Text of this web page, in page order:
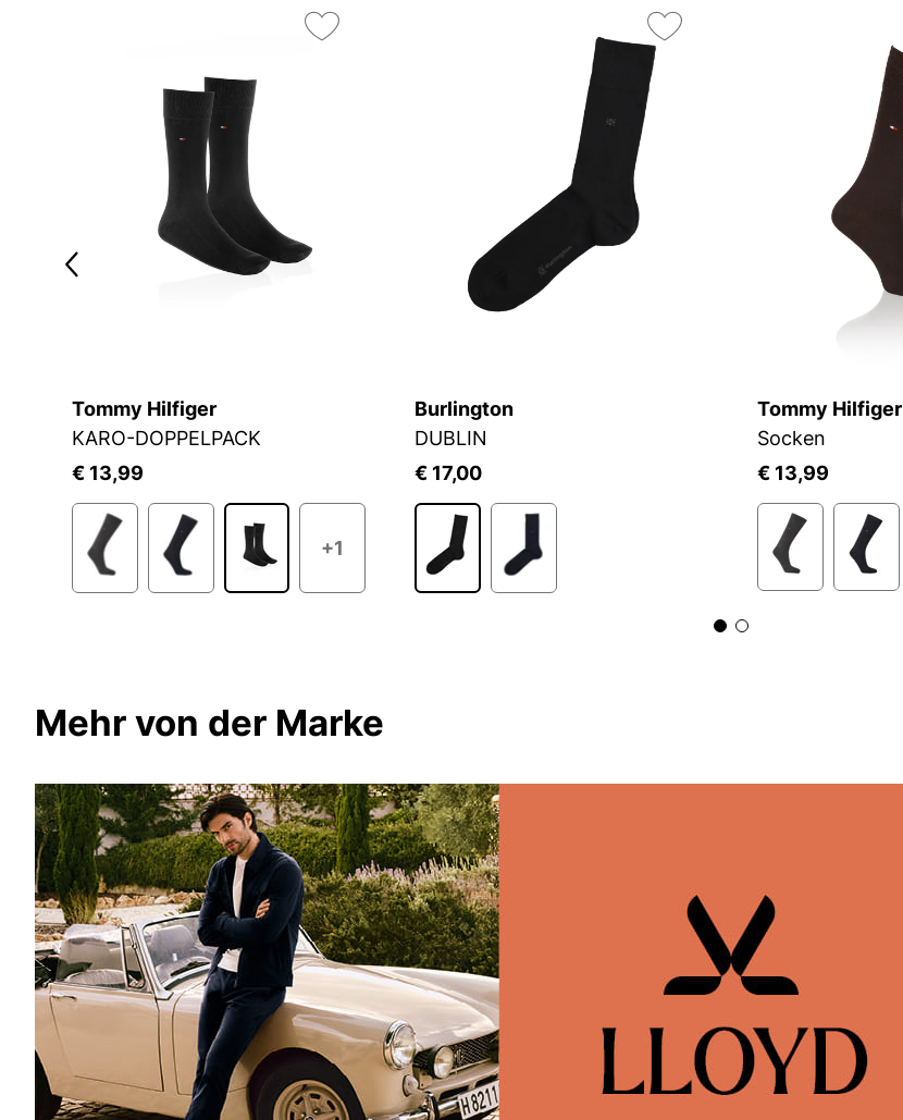
Tommy Hilfiger
KARO-DOPPELPACK
€ 13,99
+1
Burlington
DUBLIN
€ 17,00
Tommy Hilfiger
Socken
€ 13,99
Mehr von der Marke